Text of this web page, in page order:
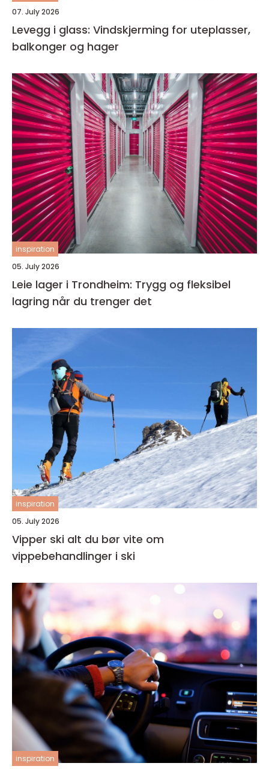
07. July 2026
Levegg i glass: Vindskjerming for uteplasser,
balkonger og hager
inspiration
05. July 2026
Leie lager i Trondheim: Trygg og fleksibel
lagring når du trenger det
inspiration
05. July 2026
Vipper ski alt du bør vite om
vippebehandlinger i ski
inspiration